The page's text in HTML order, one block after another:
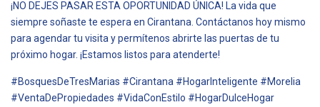
¡NO DEJES PASAR ESTA OPORTUNIDAD ÚNICA! La vida que
siempre soñaste te espera en Cirantana. Contáctanos hoy mismo
para agendar tu visita y permítenos abrirte las puertas de tu
próximo hogar. ¡Estamos listos para atenderte!
#BosquesDeTresMarias #Cirantana #HogarInteligente #Morelia
#VentaDePropiedades #VidaConEstilo #HogarDulceHogar